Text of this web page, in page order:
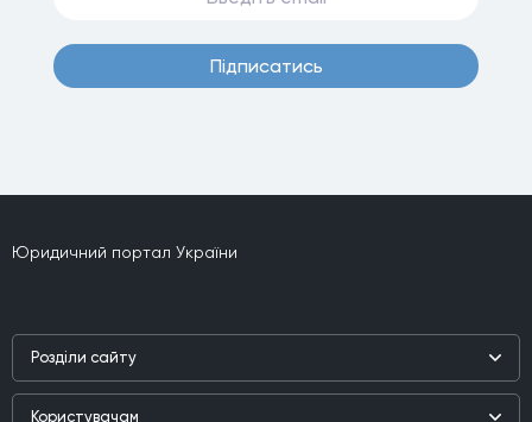
Пiдписатись
Юридичний портал України
Роздiли сайту
Наука
Користувачам